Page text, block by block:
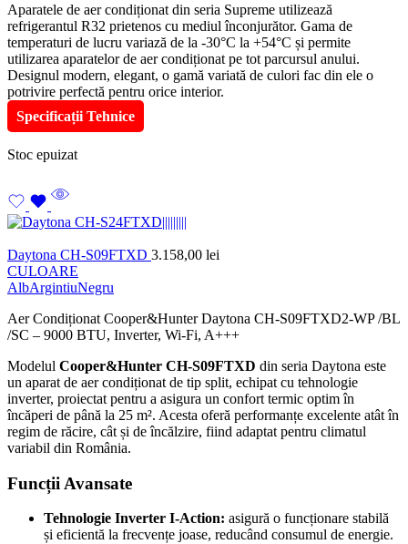
Aparatele de aer condiționat din seria Supreme utilizează
refrigerantul R32 prietenos cu mediul înconjurător. Gama de
temperaturi de lucru variază de la -30°C la +54°C și permite
utilizarea aparatelor de aer condiționat pe tot parcursul anului.
Designul modern, elegant, o gamă variată de culori fac din ele o
potrivire perfectă pentru orice interior.
Specificații Tehnice
Stoc epuizat
Daytona CH-S09FTXD 3.158,00 lei
CULOARE
AlbArgintiuNegru
Aer Condiționat Cooper&Hunter Daytona CH-S09FTXD2-WP /BL
/SC – 9000 BTU, Inverter, Wi-Fi, A+++
Modelul Cooper&Hunter CH-S09FTXD din seria Daytona este
un aparat de aer condiționat de tip split, echipat cu tehnologie
inverter, proiectat pentru a asigura un confort termic optim în
încăperi de până la 25 m². Acesta oferă performanțe excelente atât în
regim de răcire, cât și de încălzire, fiind adaptat pentru climatul
variabil din România.
Funcții Avansate
Tehnologie Inverter I-Action: asigură o funcționare stabilă
și eficientă la frecvențe joase, reducând consumul de energie.